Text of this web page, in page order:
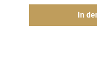
In